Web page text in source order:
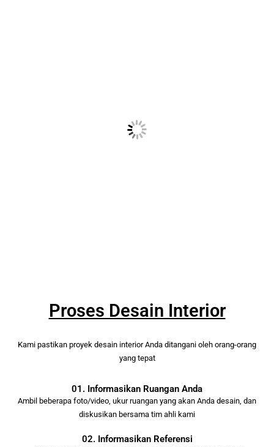
Proses Desain Interior
Kami pastikan proyek desain interior Anda ditangani oleh orang-orang
yang tepat
01. Informasikan Ruangan Anda
Ambil beberapa foto/video, ukur ruangan yang akan Anda desain, dan
diskusikan bersama tim ahli kami
02. Informasikan Referensi